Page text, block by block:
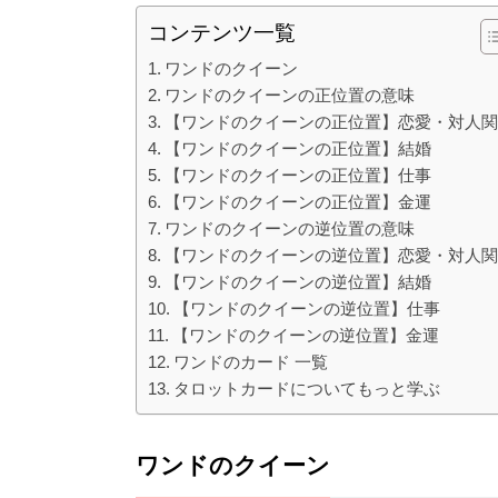
コンテンツ一覧
ワンドのクイーン
ワンドのクイーンの正位置の意味
【ワンドのクイーンの正位置】恋愛・対人
【ワンドのクイーンの正位置】結婚
【ワンドのクイーンの正位置】仕事
【ワンドのクイーンの正位置】金運
ワンドのクイーンの逆位置の意味
【ワンドのクイーンの逆位置】恋愛・対人
【ワンドのクイーンの逆位置】結婚
【ワンドのクイーンの逆位置】仕事
【ワンドのクイーンの逆位置】金運
ワンドのカード 一覧
タロットカードについてもっと学ぶ
ワンドのクイーン